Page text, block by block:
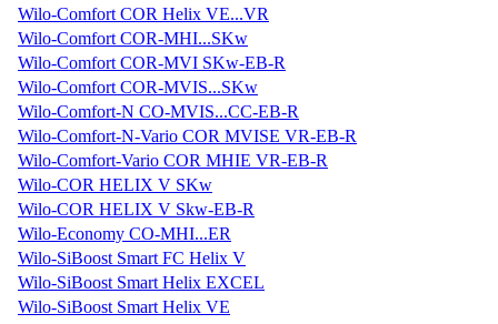
Wilo-Comfort COR Helix VE...VR
Wilo-Comfort COR-MHI...SKw
Wilo-Comfort COR-MVI SKw-EB-R
Wilo-Comfort COR-MVIS...SKw
Wilo-Comfort-N CO-MVIS...CC-EB-R
Wilo-Comfort-N-Vario COR MVISE VR-EB-R
Wilo-Comfort-Vario COR MHIE VR-EB-R
Wilo-COR HELIX V SKw
Wilo-COR HELIX V Skw-EB-R
Wilo-Economy CO-MHI...ER
Wilo-SiBoost Smart FC Helix V
Wilo-SiBoost Smart Helix EXCEL
Wilo-SiBoost Smart Helix VE